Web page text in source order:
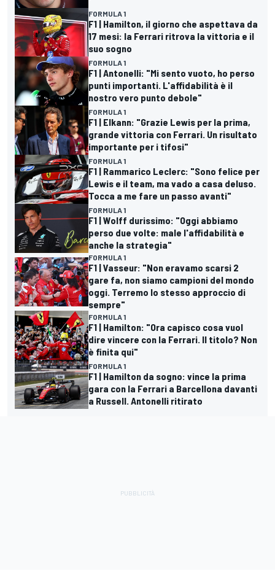
FORMULA 1
F1 | Hamilton, il giorno che aspettava da
17 mesi: la Ferrari ritrova la vittoria e il
suo sogno
FORMULA 1
F1 | Antonelli: "Mi sento vuoto, ho perso
punti importanti. L'affidabilità è il
nostro vero punto debole"
FORMULA 1
F1 | Elkann: "Grazie Lewis per la prima,
grande vittoria con Ferrari. Un risultato
importante per i tifosi"
FORMULA 1
F1 | Rammarico Leclerc: "Sono felice per
Lewis e il team, ma vado a casa deluso.
Tocca a me fare un passo avanti"
FORMULA 1
F1 | Wolff durissimo: "Oggi abbiamo
perso due volte: male l'affidabilità e
anche la strategia"
FORMULA 1
F1 | Vasseur: "Non eravamo scarsi 2
gare fa, non siamo campioni del mondo
oggi. Terremo lo stesso approccio di
sempre"
FORMULA 1
F1 | Hamilton: "Ora capisco cosa vuol
dire vincere con la Ferrari. Il titolo? Non
è finita qui"
FORMULA 1
F1 | Hamilton da sogno: vince la prima
gara con la Ferrari a Barcellona davanti
a Russell. Antonelli ritirato